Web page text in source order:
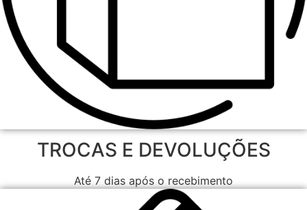
TROCAS E DEVOLUÇÕES
Até 7 dias após o recebimento